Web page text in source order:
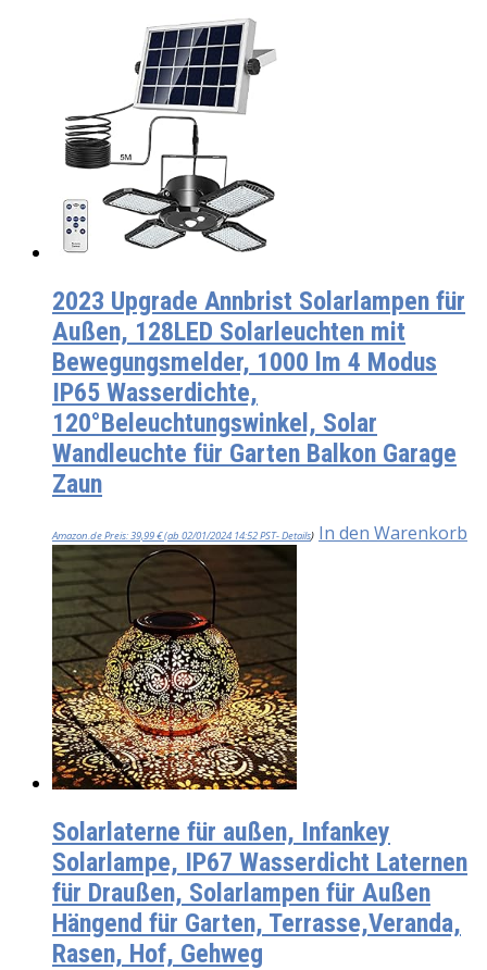
2023 Upgrade Annbrist Solarlampen für
Außen, 128LED Solarleuchten mit
Bewegungsmelder, 1000 lm 4 Modus
IP65 Wasserdichte,
120°Beleuchtungswinkel, Solar
Wandleuchte für Garten Balkon Garage
Zaun
Amazon.de Preis:39,99€(ab 02/01/2024 14:52 PST-Details) In den Warenkorb
Solarlaterne für außen, Infankey
Solarlampe, IP67 Wasserdicht Laternen
für Draußen, Solarlampen für Außen
Hängend für Garten, Terrasse,Veranda,
Rasen, Hof, Gehweg